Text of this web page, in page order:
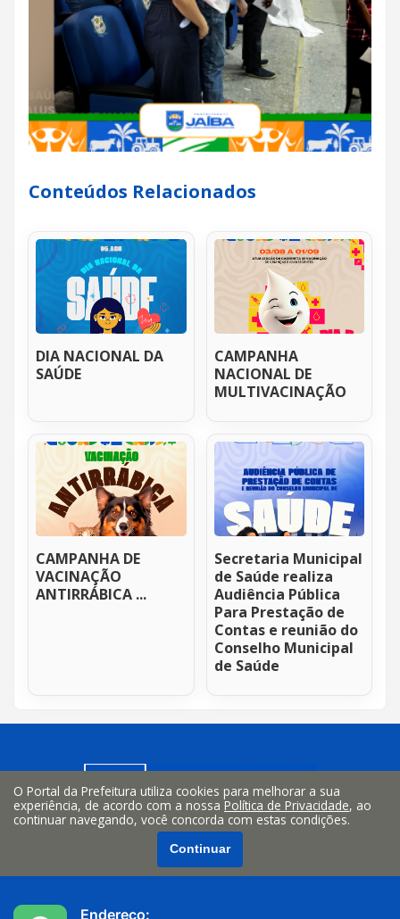
Conteúdos Relacionados
DIA NACIONAL DA
SAÚDE
CAMPANHA
NACIONAL DE
MULTIVACINAÇÃO
CAMPANHA DE
VACINAÇÃO
ANTIRRÁBICA ...
Secretaria Municipal
de Saúde realiza
Audiência Pública
Para Prestação de
Contas e reunião do
Conselho Municipal
de Saúde
Endereço:
O Portal da Prefeitura utiliza cookies para melhorar a sua
experiência, de acordo com a nossaPolítica de Privacidade, ao
continuar navegando, você concorda com estas condições.
Continuar